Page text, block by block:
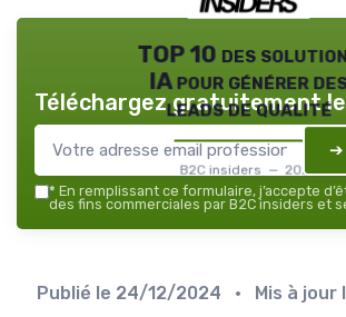
TOP 10 des
IA pour générer
leads de qualité
B2C insiders — 2026
Téléchargez gratuitement
➔
* En remplissant ce formulaire, j’accepte
des fins commerciales par B2C insiders et
Publié le 24/12/2024 • Mis à jour